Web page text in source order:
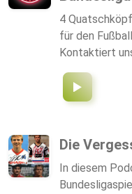
4
für den
Kontaktiert
Die
In diesem